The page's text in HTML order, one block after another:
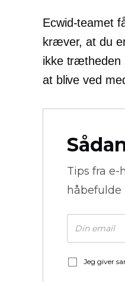
Ecwid-teamet
kræver, at du
ikke trætheden
at blive ved
Tips fra e-
Jeg giver